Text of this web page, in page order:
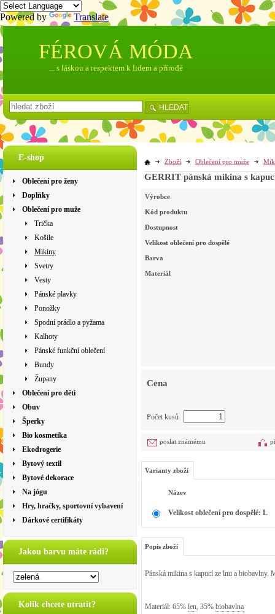
Powered by Translate
E-shop
Oblečení pro ženy
Doplňky
Oblečení pro muže
Trička
Košile
Mikiny
Svetry
Vesty
Pánské plavky
Ponožky
Spodní prádlo a pyžama
Kalhoty
Pánské funkční oblečení
Bundy
Župany
Oblečení pro děti
Obuv
Šperky
Bio kosmetika
Ekodrogerie
Bytový textil
Bytové dekorace
Na jógu
Hry, hračky, sportovní vybavení
Dárkové certifikáty
Jakou barvu máte rádi?
Kolik chcete utratit?
Zboží Oblečení pro muže
GERRIT pánská mikina s
Výrobce
Kód produktu
Dostupnost
Velikost oblečení pro dospělé
Barva
Materiál
Cena
Počet kusů
poslat známému
Varianty zboží
Název
Velikost oblečení pro dospělé: L
Popis zboží
Pánská mikina s kapucí ze lnu a biobavlny.
Materiál: 65% len, 35% biobavlna
FÉROVÁ MÓDA
... s láskou a respektem k lidem a přírodě
HLEDAT